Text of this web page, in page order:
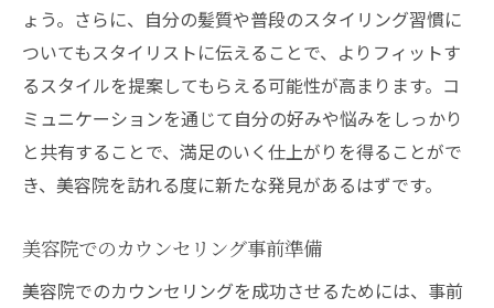
ょう。さらに、自分の髪質や普段のスタイリング習慣に
ついてもスタイリストに伝えることで、よりフィットす
るスタイルを提案してもらえる可能性が高まります。コ
ミュニケーションを通じて自分の好みや悩みをしっかり
と共有することで、満足のいく仕上がりを得ることがで
き、美容院を訪れる度に新たな発見があるはずです。
美容院でのカウンセリング事前準備
美容院でのカウンセリングを成功させるためには、事前